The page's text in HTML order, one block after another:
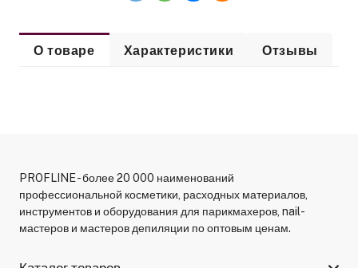
О товаре Характеристики Отзывы
PROFLINE - более 20 000 наименований
профессиональной косметики, расходных материалов,
инструментов и оборудования для парикмахеров, nail-
мастеров и мастеров депиляции по оптовым ценам.